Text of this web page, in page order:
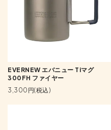
EVERNEW エバニュー Tiマグ
300FH ファイヤー
3,300円(税込)